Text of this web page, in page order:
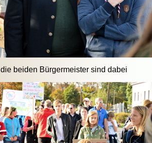
beiden Bürgermeister sind dabei